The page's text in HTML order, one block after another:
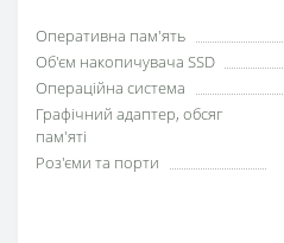
Оперативна пам'ять
Об'єм накопичувача SSD
Операційна система
Графічний адаптер, обсяг
пам'яті
Роз'єми та порти